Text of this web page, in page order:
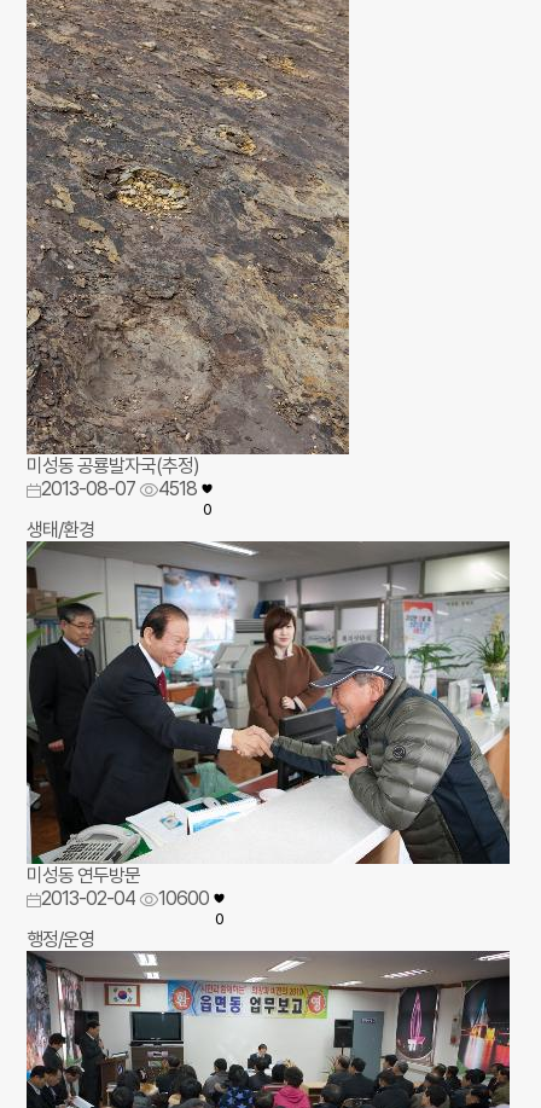
미성동 공룡발자국(추정)
2013-08-07
4518
0
생태/환경
미성동 연두방문
2013-02-04
10600
0
행정/운영